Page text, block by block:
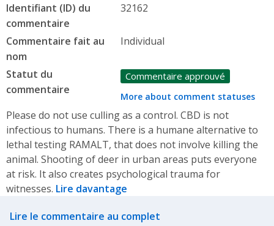
Identifiant (ID) du
commentaire
32162
Commentaire fait au
nom
Individual
Statut du
commentaire
Commentaire approuvé
More about comment statuses
Please do not use culling as a control. CBD is not
infectious to humans. There is a humane alternative to
lethal testing RAMALT, that does not involve killing the
animal. Shooting of deer in urban areas puts everyone
at risk. It also creates psychological trauma for
witnesses. Lire davantage
Related actions
Lire le commentaire au complet